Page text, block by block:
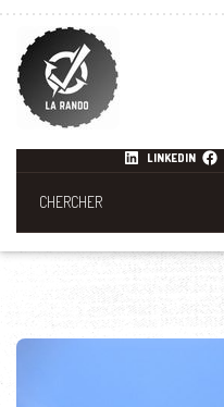
LINKEDIN